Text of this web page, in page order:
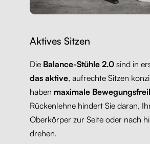
Aktives Sitzen
Die Balance-Stühle 2.0sind in
das aktive, aufrechte Sitzen
haben maximale
Rückenlehne hindert Sie daran,
Oberkörper zur Seite oder nach
drehen.